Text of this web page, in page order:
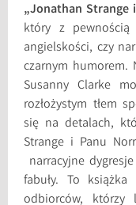
„Jonathan Strange
który z pewnością
angielskości, czy
czarnym humorem.
Susanny Clarke
rozłożystym tłem
się na detalach,
Strange i Panu
narracyjne
fabuły. To
odbiorców, którzy